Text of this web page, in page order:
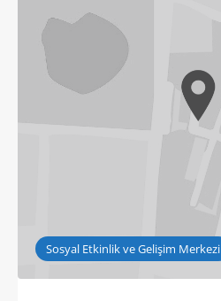
Sosyal Etkinlik ve Gelişim Merkezi